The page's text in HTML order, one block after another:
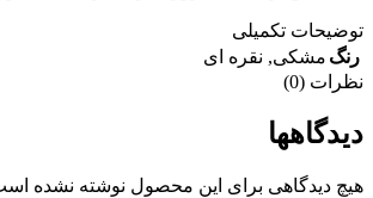
توضیحات تکمیلی
رنگ مشکی, نقره ای
نظرات (0)
دیدگاهها
هیچ دیدگاهی برای این محصول نوشته نشده